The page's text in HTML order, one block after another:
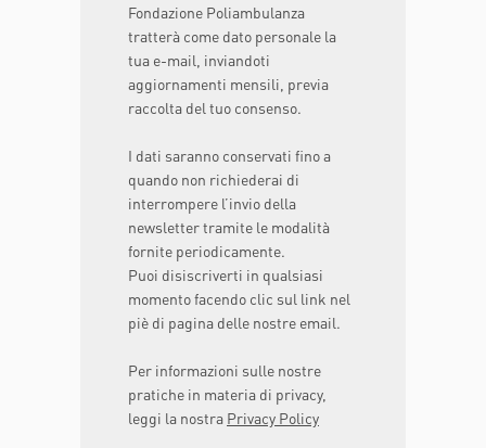
Fondazione Poliambulanza
tratterà come dato personale la
tua e-mail, inviandoti
aggiornamenti mensili, previa
raccolta del tuo consenso.
I dati saranno conservati fino a
quando non richiederai di
interrompere l’invio della
newsletter tramite le modalità
fornite periodicamente.
Puoi disiscriverti in qualsiasi
momento facendo clic sul link nel
piè di pagina delle nostre email.
Per informazioni sulle nostre
pratiche in materia di privacy,
leggi la nostra Privacy Policy